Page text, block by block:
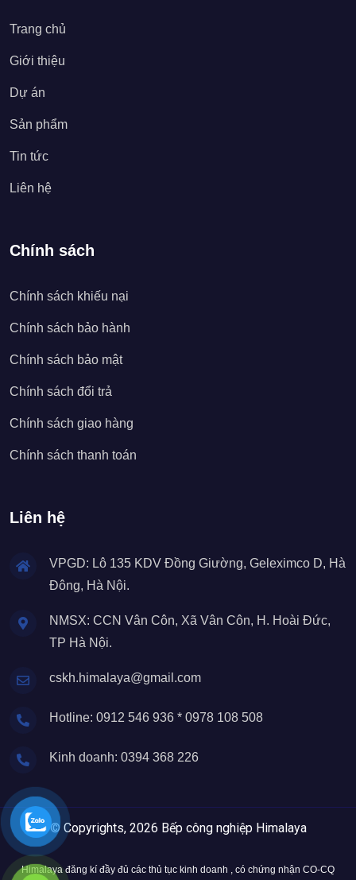
Trang chủ
Giới thiệu
Dự án
Sản phẩm
Tin tức
Liên hệ
Chính sách
Chính sách khiếu nại
Chính sách bảo hành
Chính sách bảo mật
Chính sách đổi trả
Chính sách giao hàng
Chính sách thanh toán
Liên hệ
VPGD: Lô 135 KDV Đồng Giường, Geleximco D, Hà
Đông, Hà Nội.
NMSX: CCN Vân Côn, Xã Vân Côn, H. Hoài Đức,
TP Hà Nội.
cskh.himalaya@gmail.com
Hotline: 0912 546 936 * 0978 108 508
Kinh doanh: 0394 368 226
© Copyrights, 2026 Bếp công nghiệp Himalaya
Himalaya đăng kí đầy đủ các thủ tục kinh doanh , có chứng nhận CO-CQ